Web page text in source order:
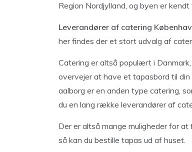
Region Nordjylland, og byen er kendt
Leverandører af catering
her findes der et stort udvalg af
Catering er altså populært i
overvejer at have et tapasbord til
aalborg er en anden type catering,
du en lang række leverandører af
Der er altså mange muligheder for
så kan du bestille tapas ud af huset.